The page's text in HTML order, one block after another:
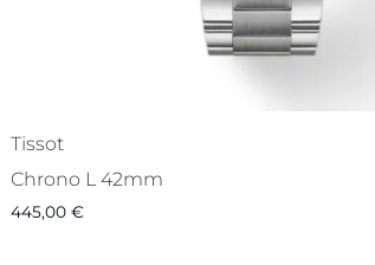
Tissot
Chrono L 42mm
445,00€